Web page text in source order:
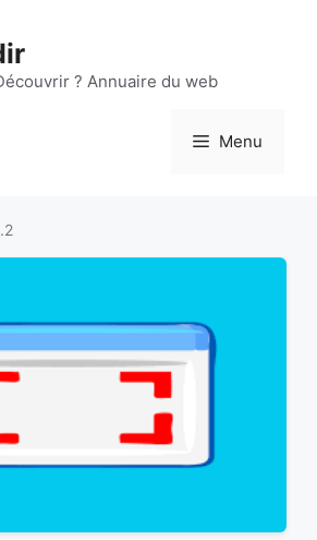
? Annuaire du web
Menu